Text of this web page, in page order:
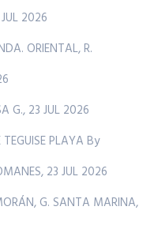
2026
ORIENTAL, R.
G., 23 JUL 2026
PLAYA By
23 JUL 2026
G. SANTA MARINA,